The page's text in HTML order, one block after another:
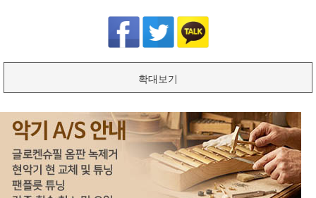
확대보기